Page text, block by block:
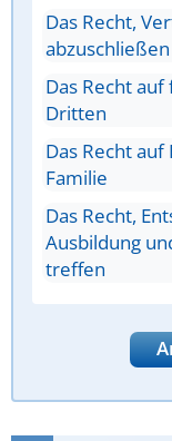
Das Recht,
abzuschließen
Das Recht
Dritten
Das Recht
Familie
Das Recht,
Ausbildung
treffen